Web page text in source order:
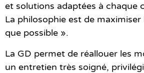
et solutions adaptées à chaque
La philosophie est de
que possible ».
La GD permet de réallouer les
un entretien très soigné,